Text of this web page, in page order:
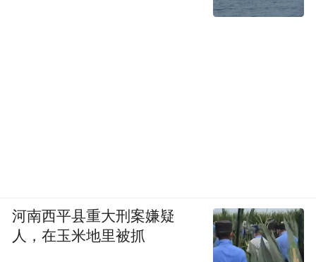
河南西平县重大刑案嫌疑
人，在玉米地里被抓